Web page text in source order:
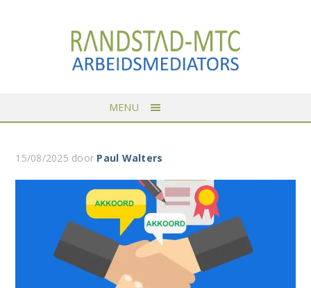
MENU
15/08/2025 door Paul Walters